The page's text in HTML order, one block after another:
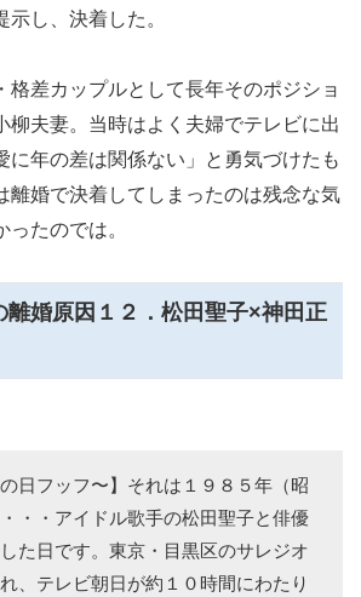
し、決着した。
格差カップルとして長年そのポジショ
柳夫妻。当時はよく夫婦でテレビに出
に年の差は関係ない」と勇気づけたも
離婚で決着してしまったのは残念な気
たのでは。
離婚原因１２．松田聖子×神田正
の日フッフ〜】それは１９８５年（昭
・・アイドル歌手の松田聖子と俳優
た日です。東京・目黒区のサレジオ
、テレビ朝日が約１０時間にわたり